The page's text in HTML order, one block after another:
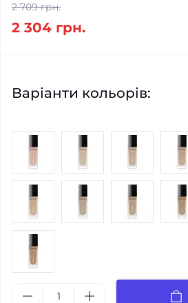
2 709 грн.
2 304 грн.
Варіанти кольорів: